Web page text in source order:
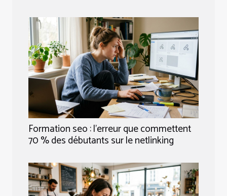
Formation seo : l’erreur que commettent
70 % des débutants sur le netlinking